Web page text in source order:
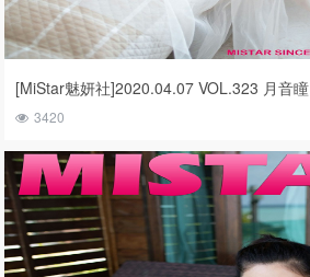
[MiStar魅妍社]2020.04.07 VOL.323 月音瞳
3420